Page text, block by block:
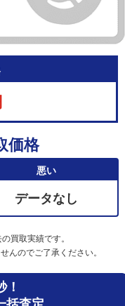
価格
悪い
データなし
買取実績です。
んのでご了承ください。